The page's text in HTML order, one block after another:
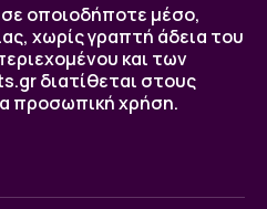
οποιοδήποτε μέσο,
χωρίς γραπτή άδεια του
και των
διατίθεται στους
προσωπική χρήση.